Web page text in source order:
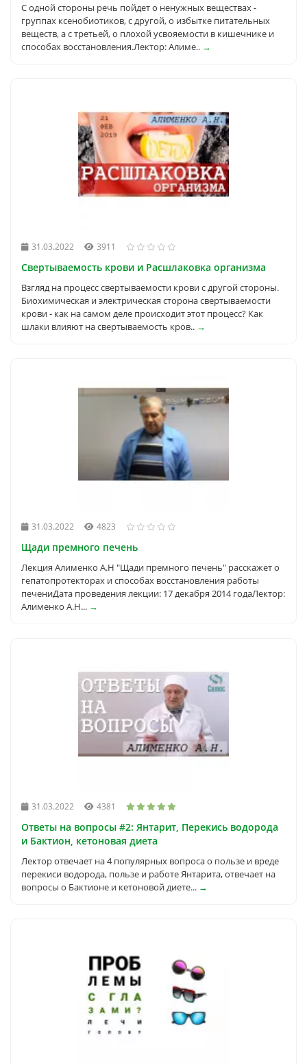
С одной стороны речь пойдет о ненужных веществах -
группах ксенобиотиков, с другой, о избытке питательных
веществ, а с третьей, о плохой усвояемости в кишечнике и
способах восстановления.Лектор: Алиме.. →
31.03.2022 3911
Свертываемость крови и Расшлаковка организма
Взгляд на процесс свертываемости крови с другой стороны.
Биохимическая и электрическая сторона свертываемости
крови - как на самом деле происходит этот процесс? Как
шлаки влияют на свертываемость кров.. →
31.03.2022 4823
Щади премного печень
Лекция Алименко А.Н "Щади премного печень" расскажет о
гепатопротекторах и способах восстановления работы
печениДата проведения лекции: 17 декабря 2014 годаЛектор:
Алименко А.Н... →
31.03.2022 4381
Ответы на вопросы #2: Янтарит, Перекись водорода
и Бактион, кетоновая диета
Лектор отвечает на 4 популярных вопроса о пользе и вреде
перекиси водорода, пользе и работе Янтарита, отвечает на
вопросы о Бактионе и кетоновой диете... →